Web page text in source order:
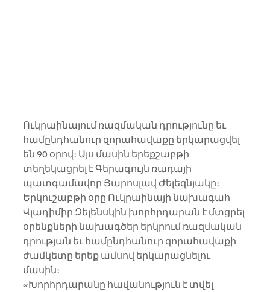
Ուկրաինայում ռազմական դրությունը եւ
համընդհանուր զորահավաքը երկարացվել
են 90 օրով։ Այս մասին երեքշաբթի
տեղեկացրել է Գերագույն ռադայի
պատգամավոր Յարոսլավ Ժելեզնյակը։
Երկուշաբթի օրը Ուկրաինայի նախագահ
Վլադիմիր Զելենսկին խորհրդարան է մտցրել
օրենքների նախագծեր երկրում ռազմական
դրության եւ համընդհանուր զորահավաքի
ժամկետը երեք ամսով երկարացնելու
մասին։
«Խորհրդարանը հավանություն է տվել